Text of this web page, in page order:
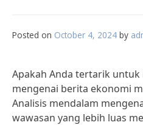
Posted on October 4, 2024 by
Apakah Anda tertarik
mengenai berita ekonomi
Analisis mendalam
wawasan yang lebih luas